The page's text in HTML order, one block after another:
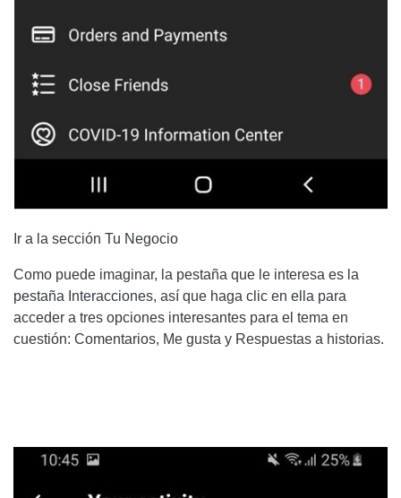
Ir a la sección Tu Negocio
Como puede imaginar, la pestaña que le interesa es la
pestaña Interacciones, así que haga clic en ella para
acceder a tres opciones interesantes para el tema en
cuestión: Comentarios, Me gusta y Respuestas a historias.